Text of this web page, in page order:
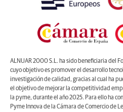
ALNUAR 2000 S.L. ha sido beneficiaria del
cuyo objetivo es promover el desarrollo
investigación de calidad, gracias al cual ha
el objetivo de mejorar la competitividad
la pyme, durante el año 2025. Para ello ha
Pyme Innova de la Cámara de Comercio de